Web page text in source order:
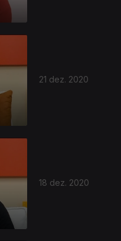
21 dez. 2020
18 dez. 2020